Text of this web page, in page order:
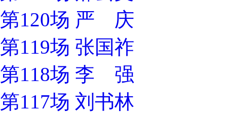
第120场 严 庆
第119场 张国祚
第118场 李 强
第117场 刘书林